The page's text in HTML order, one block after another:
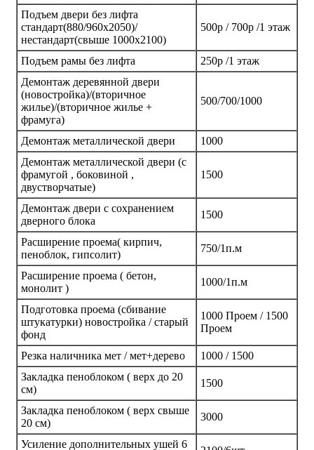
Подъем двери без лифта
стандарт(880/960х2050)/
нестандарт(свыше 1000х2100)
500р / 700р /1 этаж
Подъем рамы без лифта
250р /1 этаж
Демонтаж деревянной двери
(новостройка)/(вторичное
жилье)/(вторичное жилье +
фрамуга)
500/700/1000
Демонтаж металлической двери
1000
Демонтаж металлической двери (с
фрамугой , боковиной ,
двустворчатые)
1500
Демонтаж двери с сохранением
дверного блока
1500
Расширение проема( кирпич,
пеноблок, гипсолит)
750/1п.м
Расширение проема ( бетон,
монолит )
1000/1п.м
Подготовка проема (сбивание
штукатурки) новостройка / старый
фонд
1000 Проем / 1500
Проем
Резка наличника мет / мет+дерево
1000 / 1500
Закладка пеноблоком ( верх до 20
см)
1500
Закладка пеноблоком ( верх свыше
20 см)
3000
Усиление дополнительных ушей 6